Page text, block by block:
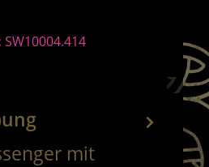
SW10004.414
mit